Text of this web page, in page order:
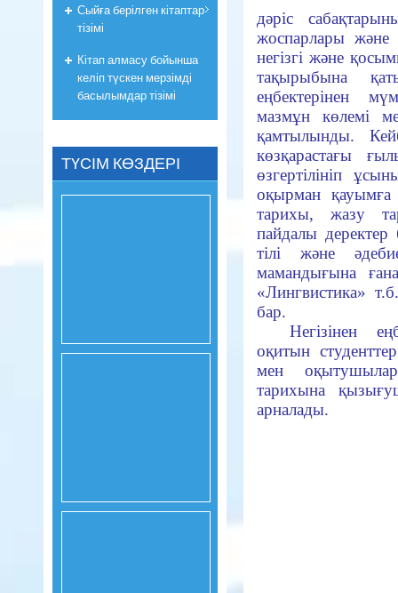
дәріс
жоспарлары және
негізгі және
тақырыбына
еңбектерінен
мазмұн көлемі
қамтылынды.
көзқарастағы
өзгертілініп
оқырман қауымға
тарихы, жазу
пайдалы
тілі және
мамандығына
«Лингвистика»
бар.
Негізінен
оқитын
мен
тарихына
арналады.
Сыйға берілген кітаптар
тізімі
Кітап алмасу бойынша
келіп түскен мерзімді
басылымдар тізімі
ТҮСІМ КӨЗДЕРІ